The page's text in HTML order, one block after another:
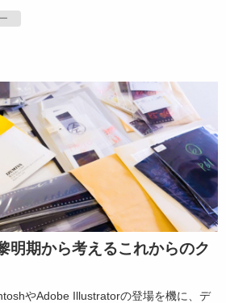
明期から考えるこれからのク
やAdobe Illustratorの登場を機に、デ